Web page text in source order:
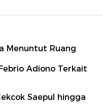
Menuntut Ruang
Adiono Terkait
Saepul hingga